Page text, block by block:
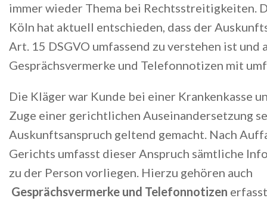
immer wieder Thema bei Rechtsstreitigkeiten.
Köln hat aktuell entschieden, dass der
Art. 15 DSGVO umfassend zu verstehen ist und
Gesprächsvermerke und Telefonnotizen mit
Die Kläger war Kunde bei einer Krankenkasse
Zuge einer gerichtlichen Auseinandersetzung
Auskunftsanspruch geltend gemacht. Nach
Gerichts umfasst dieser Anspruch sämtliche
zu der Person vorliegen. Hierzu gehören auch
Gesprächsvermerke und Telefonnotizen